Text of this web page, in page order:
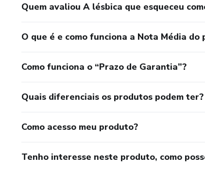
Quem avaliou A lésbica que esqueceu
O que é e como funciona a Nota Média do
Como funciona o “Prazo de Garantia”?
Quais diferenciais os produtos podem ter?
Como acesso meu produto?
Tenho interesse neste produto, como